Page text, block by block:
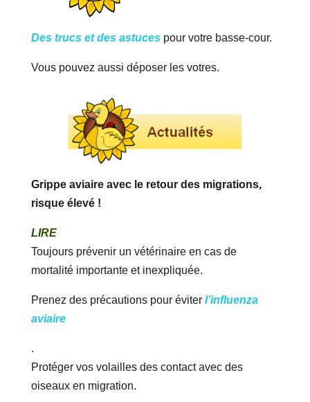
Des trucs et des astucespour votre basse-cour.
Vous pouvez aussi déposer les votres.
Grippe aviaire avec le retour des migrations,
risque élevé !
LIRE
Toujours prévenir un vétérinaire en cas de
mortalité importante et inexpliquée.
Prenez des précautions pour éviter l’influenza
aviaire
.
Protéger vos volailles des contact avec des
oiseaux en migration.